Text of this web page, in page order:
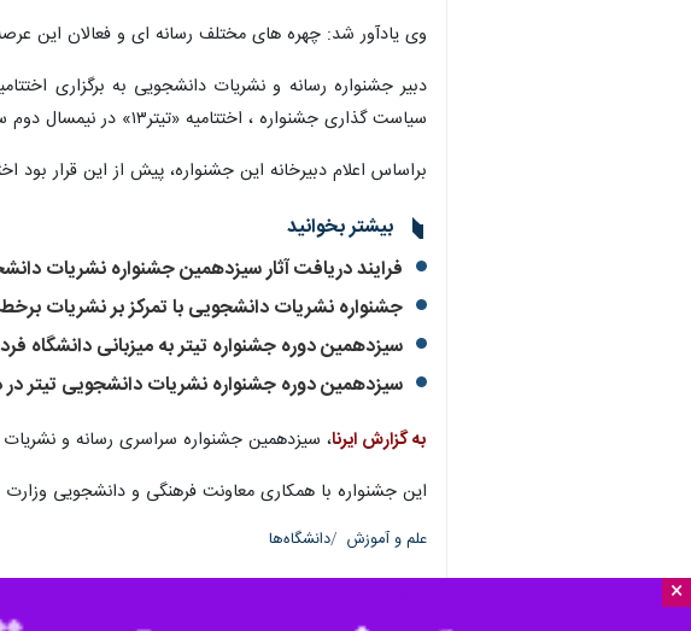
×
وی یادآور شد: چهره های مختلف رسانه ای و فعالان این
دبیر جشنواره رسانه و نشریات دانشجویی به برگزاری
سیاست گذاری جشنواره ، اختتامیه «تیتر۱۳» در نیمسال دوم سال تحصیلی برگزار خواهد شد که زمان دقیق آن متعاقباً اعلام می شود.
براساس اعلام دبیرخانه این جشنواره، پیش از این قرار بود اختتامیه این دوره از
بیشتر بخوانید
فرایند دریافت آثار سیزدهمین جشنواره نشریات
جشنواره نشریات دانشجویی با تمرکز بر نشریات
سیزدهمین دوره جشنواره تیتر به میزبانی دانشگاه
سیزدهمین دوره جشنواره نشریات دانشجویی تیتر
به گزارش ایرنا،‌ سیزدهمین جشنواره سراسری رسانه و نشریات دانشجویی «تیتر ۱۳» با شعار «برای
این جشنواره با همکاری معاونت فرهنگی و دانشجویی
علم و آموزش دانشگاه‌ها